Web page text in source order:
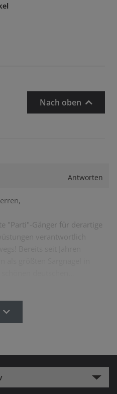
Nach oben
Antworten
"Parti"-Gänger für derartige